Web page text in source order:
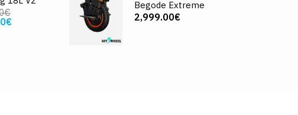
Begode Extreme
2,999.00€